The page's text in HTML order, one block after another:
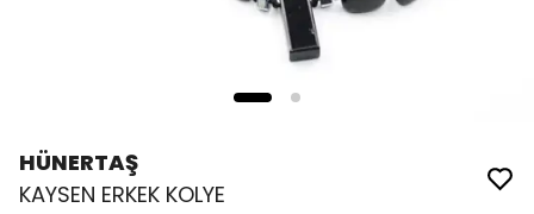
HÜNERTAŞ
KAYSEN ERKEK KOLYE